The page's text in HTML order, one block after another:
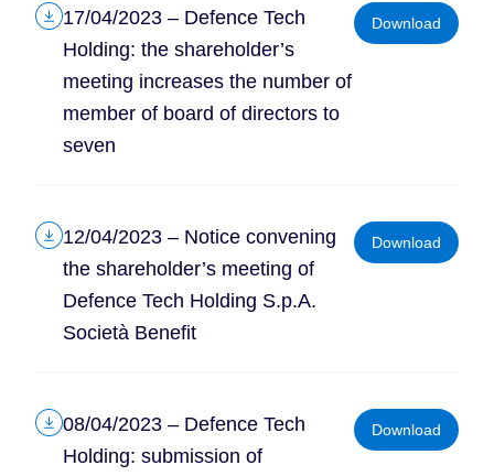
17/04/2023 – Defence Tech
Holding: the shareholder’s
meeting increases the number of
member of board of directors to
seven
Download
12/04/2023 – Notice convening
the shareholder’s meeting of
Defence Tech Holding S.p.A.
Società Benefit
Download
08/04/2023 – Defence Tech
Holding: submission of
Download